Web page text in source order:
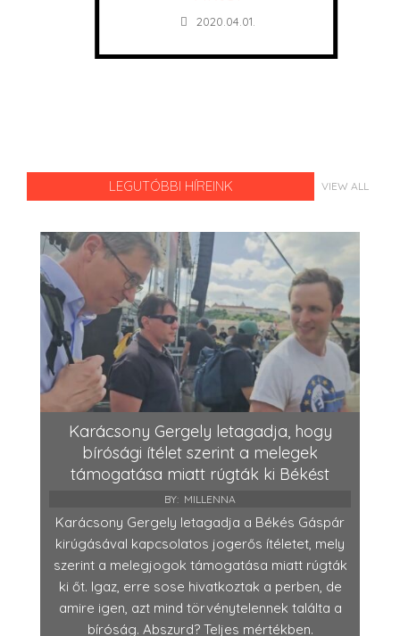
2020.04.01.
LEGUTÓBBI HÍREINK VIEW ALL
Karácsony Gergely letagadja, hogy
bírósági ítélet szerint a melegek
támogatása miatt rúgták ki Békést
BY: MILLENNA
Karácsony Gergely letagadja a Békés Gáspár
kirúgásával kapcsolatos jogerős ítéletet, mely
szerint a melegjogok támogatása miatt rúgták
ki őt. Igaz, erre sose hivatkoztak a perben, de
amire igen, azt mind törvénytelennek találta a
bíróság. Abszurd? Teljes mértékben.